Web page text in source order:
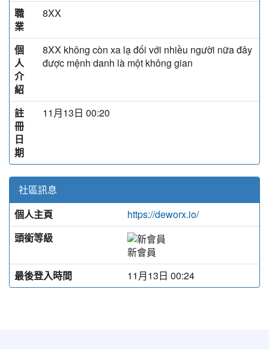
職
業
8XX
個
人
介
紹
8XX không còn xa lạ đối với nhiều người nữa đây
được mệnh danh là một không gian
註
冊
日
期
11月13日 00:20
社區訊息
個人主頁
https://deworx.io/
頭銜等級
新會員
最後登入時間
11月13日 00:24